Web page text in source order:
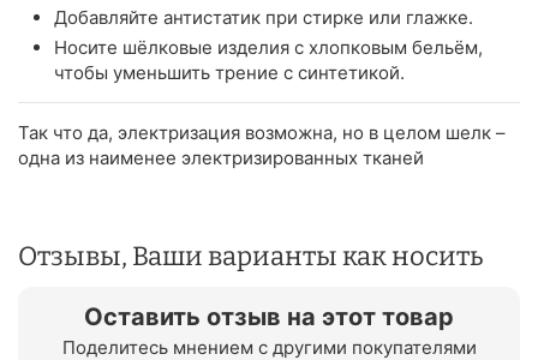
Добавляйте антистатик при стирке или глажке.
Носите шёлковые изделия с хлопковым бельём,
чтобы уменьшить трение с синтетикой.
Так что да, электризация возможна, но в целом шелк –
одна из наименее электризированных тканей
Отзывы, Ваши варианты как носить
Оставить отзыв на этот товар
Поделитесь мнением с другими покупателями